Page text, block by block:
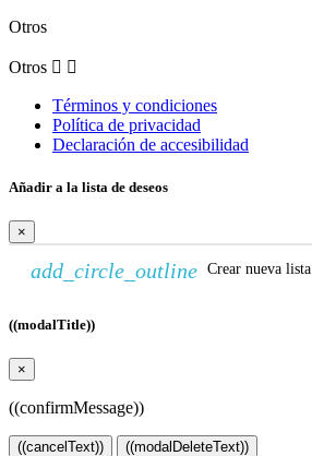
Otros
Otros  
Términos y condiciones
Política de privacidad
Declaración de accesibilidad
Añadir a la lista de deseos
×
add_circle_outline Crear nueva lista
((modalTitle))
×
((confirmMessage))
((cancelText)) ((modalDeleteText))